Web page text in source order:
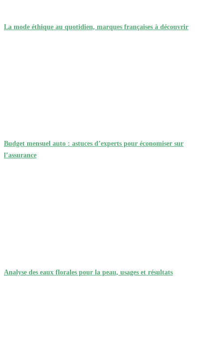
La mode éthique au quotidien, marques françaises à découvrir
Budget mensuel auto : astuces d’experts pour économiser sur
l’assurance
Analyse des eaux florales pour la peau, usages et résultats